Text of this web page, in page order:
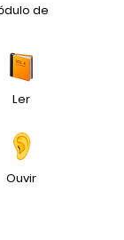
de
Ler
Ouvir